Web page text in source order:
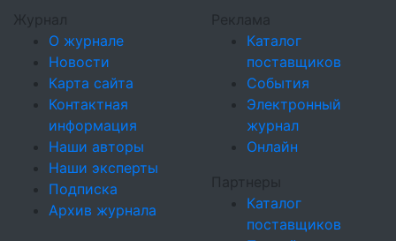
Журнал
О журнале
Новости
Карта сайта
Контактная
информация
Наши авторы
Наши эксперты
Подписка
Архив журнала
Реклама
Каталог
поставщиков
События
Электронный
журнал
Онлайн
Партнеры
Каталог
поставщиков